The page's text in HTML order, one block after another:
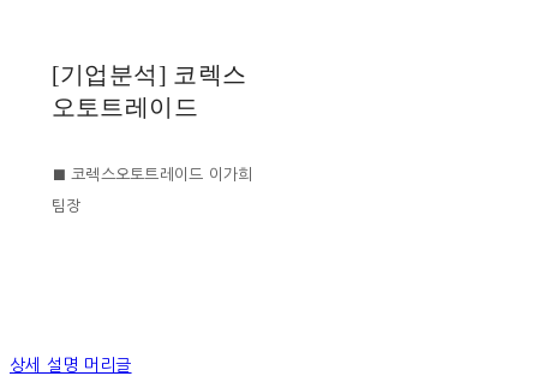
[기업분석] 코렉스
오토트레이드
■ 코렉스오토트레이드 이가희
팀장
상세 설명 머리글